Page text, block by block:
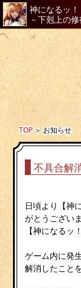
神になるッ！
－下剋上の修
TOP＞お知らせ
不具合解
日頃より【神
がとうございま
【神になるッ
ゲーム内に発
解消したこと